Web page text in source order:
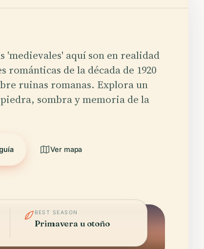
'medievales' aquí son en realidad
románticas de la década de 1920
ruinas romanas. Explora un
sombra y memoria de la
Ver mapa
BEST SEASON
Primavera u otoño